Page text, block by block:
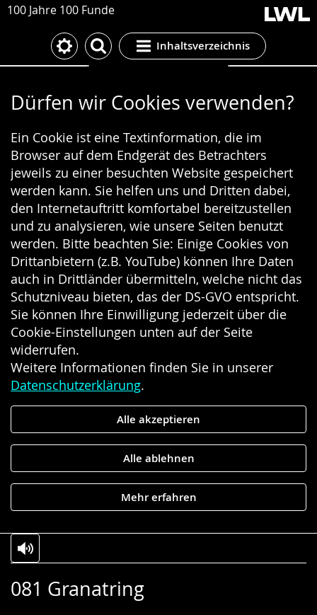
100 Jahre 100 Funde
Inhaltsverzeichnis
Cookie-Einstellungen
Dürfen wir Cookies verwenden?
Ein Cookie ist eine Textinformation, die im
Browser auf dem Endgerät des Betrachters
jeweils zu einer besuchten Website gespeichert
werden kann. Sie helfen uns und Dritten dabei,
den Internetauftritt komfortabel bereitzustellen
und zu analysieren, wie unsere Seiten benutzt
werden. Bitte beachten Sie: Einige Cookies von
Drittanbietern (z.B. YouTube) können Ihre Daten
auch in Drittländer übermitteln, welche nicht das
Schutzniveau bieten, das der DS-GVO entspricht.
Sie können Ihre Einwilligung jederzeit über die
Cookie-Einstellungen unten auf der Seite
widerrufen.
Weitere Informationen finden Sie in unserer
Datenschutzerklärung.
Alle akzeptieren
Alle ablehnen
Mehr erfahren
081 Granatring
Leichten
Audio-
Video